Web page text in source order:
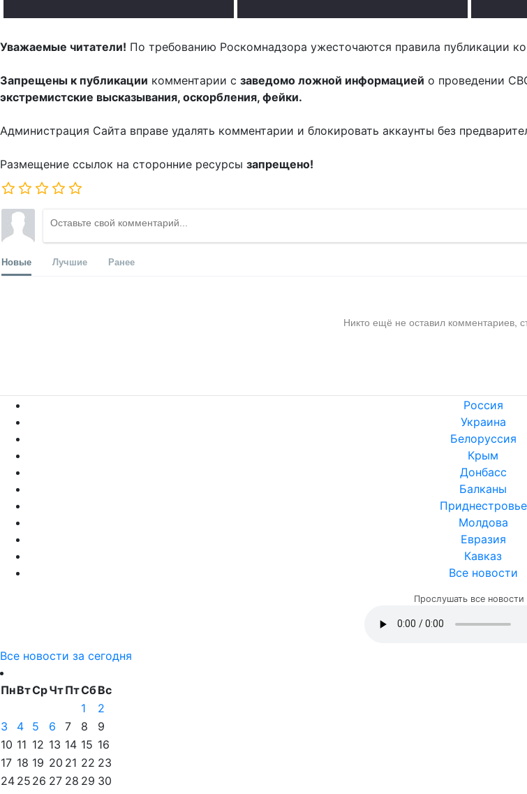
Уважаемые читатели! По требованию Роскомнадзора ужесточаются правила публикации
Запрещены к публикации комментарии с заведомо ложной информацией о проведении
экстремистские высказывания, оскорбления, фейки.
Администрация Сайта вправе удалять комментарии и блокировать аккаунты без
Размещение ссылок на сторонние ресурсы запрещено!
Новые Лучшие Ранее
Никто ещё не оставил комментариев,
Россия
Украина
Белоруссия
Крым
Донбасс
Балканы
Приднестровье
Молдова
Евразия
Кавказ
Все новости
Прослушать все новости
Все новости за сегодня
ПнВтСрЧтПтСбВс
1
2
3
4 5 6 7 8
9
10 11 12 13 14 15 16
17 18 19 20 21 22 23
24 25 26 27 28 29 30